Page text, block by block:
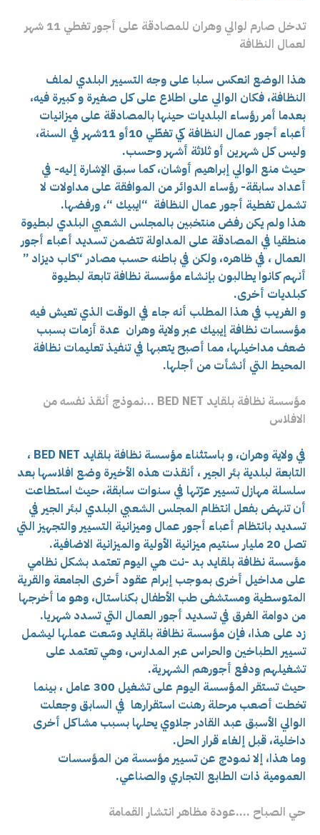
تدخل صارم لوالي وهران للمصادقة على أجور تغطي 11 شهر
لعمال النظافة
هذا الوضع انعكس سلبا على وجه التسيير البلدي لملف
النظافة، فكان الوالي على اطلاع على كل صغيرة و كبيرة فيه،
بعدما أمر رؤساء البلديات حينها بالمصادقة على ميزانيات
أعباء أجور عمال النظافة كي تغطّي 10أو 11شهر في السنة،
وليس كل شهرين أو ثلاثة أشهر وحسب.
حيث منع الوالي إبراهيم أوشان، كما سبق الإشارة إليه- في
أعداد سابقة- رؤساء الدوائر من الموافقة على مداولات لا
تشمل تغطية أجور عمال النظافة “ايبيك “، ورفضها.
هذا ولم يكن رفض منتخبين بالمجلس الشعبي البلدي لبطيوة
منطقيا في المصادقة على المداولة تتضمن تسديد أعباء أجور
العمال ، في ظاهره، ولكن في باطنه حسب مصادر “كاب ديزاد ”
أنهم كانوا يطالبون بإنشاء مؤسسة نظافة تابعة لبطيوة
كبلديات أخرى.
و الغريب في هذا المطلب أنه جاء في الوقت الذي تعيش فيه
مؤسسات نظافة إيبيك عبر ولاية وهران عدة أزمات بسبب
ضعف مداخيلها، مما أصبح يتعبها في تنفيذ تعليمات نظافة
المحيط التي أنشأت من أجلها.
مؤسسة نظافة بلقايد BED NET …نموذج أنقذ نفسه من
الافلاس
في ولاية وهران، و باستثناء مؤسسة نظافة بلقايد BED NET ،
التابعة لبلدية بئر الجير ، أنقذت هذه الأخيرة وضع افلاسها بعد
سلسلة مهازل تسيير عرّتها في سنوات سابقة، حيث استطاعت
أن تنهض بفعل انتظام المجلس الشعبي البلدي لبئر الجير في
تسديد بانتظام أعباء أجور عمال وميزانية التسيير والتجهيز التي
تصل 20 مليار سنتيم ميزانية الأولية والميزانية الاضافية.
مؤسسة نظافة بلقايد بد -نت هي اليوم تعتمد بشكل نظامي
على مداخيل أخرى بموجب إبرام عقود أخرى الجامعة والقرية
المتوسطية ومستشفى طب الأطفال بكناستال، وهو ما أخرجها
من دوامة الغرق في تسديد أجور العمال التي تسدد شهريا.
زد على هذا، فإن مؤسسة نظافة بلقايد وسّعت عملها ليشمل
تسيير الطباخين والحراس عبر المدارس، وهي تعتمد على
تشغيلهم ودفع أجورهم الشهرية.
حيث تستقر المؤسسة اليوم على تشغيل 300 عامل ، بينما
تخطت أصعب مرحلة رهنت استقرارها في السابق وجعلت
الوالي الأسبق عبد القادر جلاوي يحلها بسبب مشاكل أخرى
داخلية، قبل إلغاء قرار الحل.
وما هذا، إلا نمودج عن تسيير مؤسسة من المؤسسات
العمومية ذات الطابع التجاري والصناعي.
حي الصباح ….عودة مظاهر انتشار القمامة